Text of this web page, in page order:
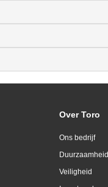
Over Toro
Ons bedrijf
Duurzaamheid
Veiligheid